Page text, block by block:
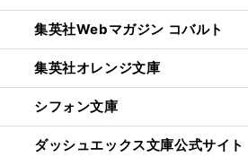
集英社Webマガジン コバルト
集英社オレンジ文庫
シフォン文庫
ダッシュエックス文庫公式サイト